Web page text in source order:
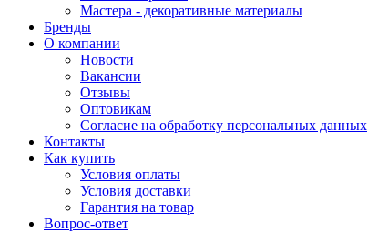
Мастера - декоративные материалы
Бренды
О компании
Новости
Вакансии
Отзывы
Оптовикам
Cогласие на обработку персональных данных
Контакты
Как купить
Условия оплаты
Условия доставки
Гарантия на товар
Вопрос-ответ